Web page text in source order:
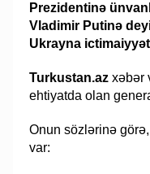
Prezidentinə
Vladimir Putinə
Ukrayna
Turkustan.az xəbər
ehtiyatda olan
Onun sözlərinə
var: